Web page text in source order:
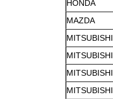
HONDA
MAZDA
MITSUBISHI
MITSUBISHI
MITSUBISHI
MITSUBISHI